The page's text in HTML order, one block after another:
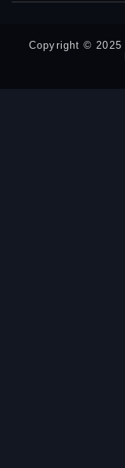
Copyright © 2025